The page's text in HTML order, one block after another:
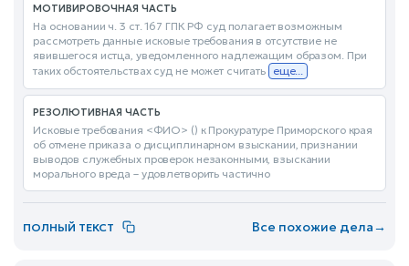
МОТИВИРОВОЧНАЯ ЧАСТЬ
На основании ч. 3 ст. 167 ГПК РФ суд полагает возможным
рассмотреть данные исковые требования в отсутствие не
явившегося истца, уведомленного надлежащим образом. При
таких обстоятельствах суд не может считать еще...
РЕЗОЛЮТИВНАЯ ЧАСТЬ
Исковые требования <ФИО> () к Прокуратуре Приморского края
об отмене приказа о дисциплинарном взыскании, признании
выводов служебных проверок незаконными, взыскании
морального вреда – удовлетворить частично
ПОЛНЫЙ ТЕКСТ Все похожие дела→